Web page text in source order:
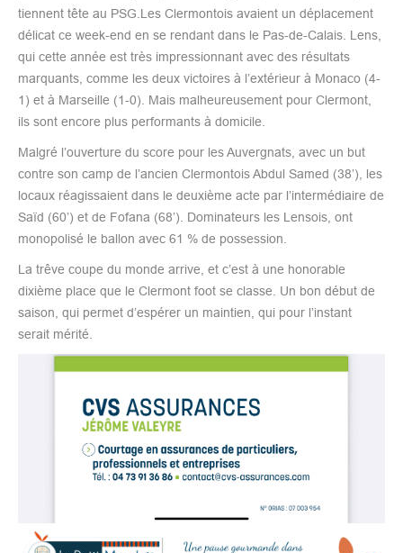
tiennent tête au PSG.Les Clermontois avaient un déplacement
délicat ce week-end en se rendant dans le Pas-de-Calais. Lens,
qui cette année est très impressionnant avec des résultats
marquants, comme les deux victoires à l’extérieur à Monaco (4-
1) et à Marseille (1-0). Mais malheureusement pour Clermont,
ils sont encore plus performants à domicile.
Malgré l’ouverture du score pour les Auvergnats, avec un but
contre son camp de l’ancien Clermontois Abdul Samed (38’), les
locaux réagissaient dans le deuxième acte par l’intermédiaire de
Saïd (60’) et de Fofana (68’). Dominateurs les Lensois, ont
monopolisé le ballon avec 61 % de possession.
La trêve coupe du monde arrive, et c’est à une honorable
dixième place que le Clermont foot se classe. Un bon début de
saison, qui permet d’espérer un maintien, qui pour l’instant
serait mérité.